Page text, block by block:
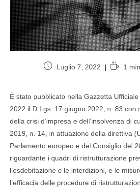
Luglio 7, 2022 1
È stato pubblicato nella Gazzetta
2022 il D.Lgs. 17 giugno 2022, n. 83 con
della crisi d’impresa e dell’insolvenza di
2019, n. 14, in attuazione della direttiva
Parlamento europeo e del Consiglio del
riguardante i quadri di ristrutturazione
l’esdebitazione e le interdizioni, e le
l’efficacia delle procedure di